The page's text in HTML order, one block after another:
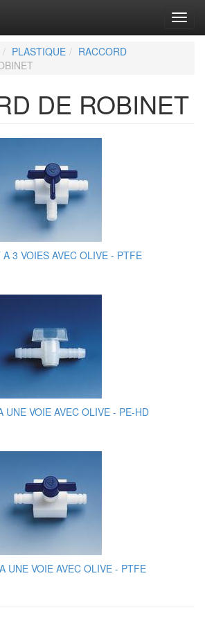
PLASTIQUE
RACCORD
DE ROBINET
A 3 VOIES AVEC OLIVE - PTFE
UNE VOIE AVEC OLIVE - PE-HD
UNE VOIE AVEC OLIVE - PTFE